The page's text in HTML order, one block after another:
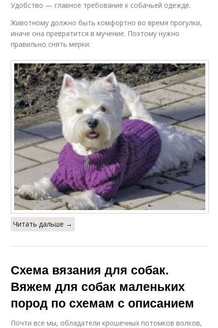
Удобство — главное требование к собачьей одежде.
Животному должно быть комфортно во время прогулки,
иначе она превратится в мучение. Поэтому нужно
правильно снять мерки:
Читать дальше →
Схема вязания для собак.
Вяжем для собак маленьких
пород по схемам с описанием
Почти все мы, обладатели крошечных потомков волков,